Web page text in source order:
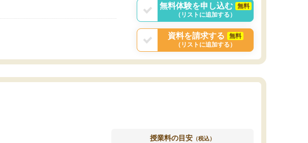
無料体験を申し込む
無料
（リストに追加する）
資料を請求する
無料
（リストに追加する）
授業料の目安 （税込）